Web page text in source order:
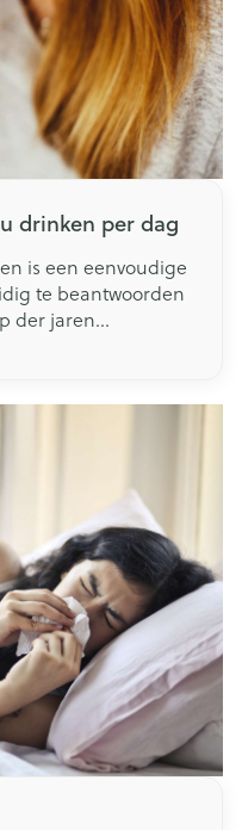
drinken per dag
is een eenvoudige
te beantwoorden
der jaren
Lees in dit artikel
je lichaam. Zo
hoeveel water